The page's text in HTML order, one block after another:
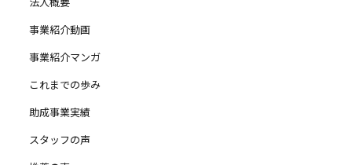
事業紹介動画
事業紹介マンガ
これまでの歩み
助成事業実績
スタッフの声